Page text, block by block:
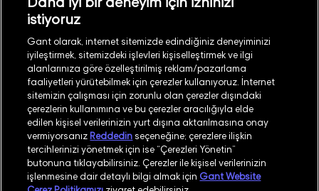
Türkiye Mağaza Bul
©2026GANT
İşlem Rehberi Site Haritası
Güvenlik Politikası Kullanım Koşulları
istiyoruz
Gant olarak, internet sitemizde edindiğiniz deneyiminizi
iyileştirmek, sitemizdeki işlevleri kişiselleştirmek ve ilgi
alanlarınıza göre özelleştirilmiş reklam/pazarlama
faaliyetleri yürütebilmek için çerezler kullanıyoruz. İnternet
sitemizin çalışması için zorunlu olan çerezler dışındaki
çerezlerin kullanımına ve bu çerezler aracılığıyla elde
edilen kişisel verilerinizin yurt dışına aktarılmasına onay
vermiyorsanız Reddedin seçeneğine; çerezlere ilişkin
tercihlerinizi yönetmek için ise “Çerezleri Yönetin”
butonuna tıklayabilirsiniz. Çerezler ile kişisel verilerinizin
işlenmesine dair detaylı bilgi almak için Gant Website